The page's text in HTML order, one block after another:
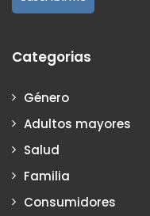
Categorias
Género
Adultos mayores
Salud
Familia
Consumidores